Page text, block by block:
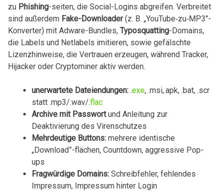
​zu Phishing-seiten, die Social-Logins abgreifen. Verbreitet
sind außerdem Fake-Downloader(z. B. „YouTube‑zu‑MP3″-
Konverter) mit Adware-Bundles, Typosquatting-Domains,
die Labels und Netlabels imitieren, ⁣sowie gefälschte
⁢Lizenzhinweise, ⁣die Vertrauen erzeugen, während ⁢Tracker,
Hijacker oder Cryptominer aktiv werden.
unerwartete Dateiendungen:.exe, .msi,.apk, .bat, .scr
statt .mp3/.wav/.flac
Archive mit Passwortund Anleitung zur
Deaktivierung des Virenschutzes
Mehrdeutige Buttons:mehrere identische
‌„Download”-flächen, Countdown,‌ aggressive Pop-
ups
Fragwürdige⁤ Domains:Schreibfehler, fehlendes
Impressum, Impressum hinter Login